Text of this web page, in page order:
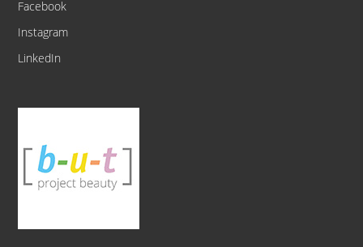
Facebook
Instagram
LinkedIn